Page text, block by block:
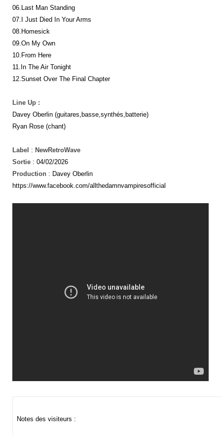
06.Last Man Standing
07.I Just Died In Your Arms
08.Homesick
09.On My Own
10.From Here
11.In The Air Tonight
12.Sunset Over The Final Chapter
Line Up :
Davey Oberlin (guitares,basse,synthés,batterie)
Ryan Rose (chant)
Label : NewRetroWave
Sortie : 04/02/2026
Production : Davey Oberlin
https://www.facebook.com/allthedamnvampiresofficial
Notes des visiteurs :